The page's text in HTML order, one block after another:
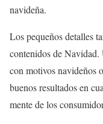
navideña.
Los pequeños detalles
contenidos de
con motivos navideños
buenos resultados en
mente de los